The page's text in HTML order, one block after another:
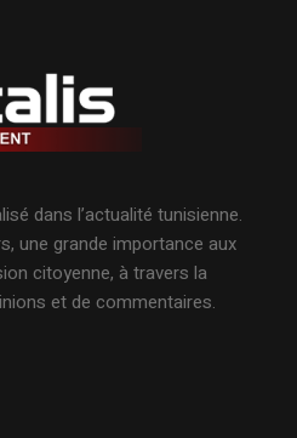
dans l’actualité tunisienne.
une grande importance aux
citoyenne, à travers la
et de commentaires.